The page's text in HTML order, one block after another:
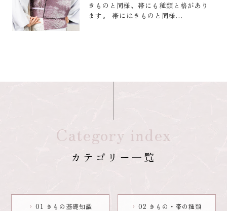
きものと同様、帯にも種類と格があり
ます。 帯にはきものと同様…
Category index
カテゴリー一覧
chevron_right 01 きもの基礎知識 chevron_right 02 きもの・帯の種類